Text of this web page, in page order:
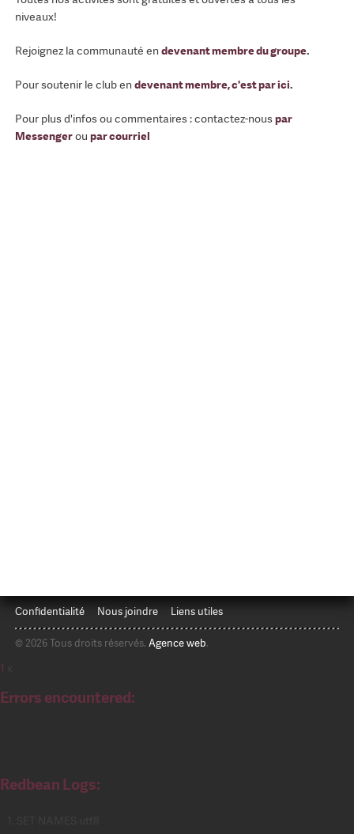
niveaux!
Rejoignez la communauté endevenant membre du groupe.
Pour soutenir le club endevenant membre, c'est par ici.
Pour plus d'infos ou commentaires : contactez-nouspar
Messengerou par courriel
Confidentialité Nous joindre Liens utiles
© 2026 Tous droits réservés. Agence web.
1
Errors encountered:
Redbean Logs: